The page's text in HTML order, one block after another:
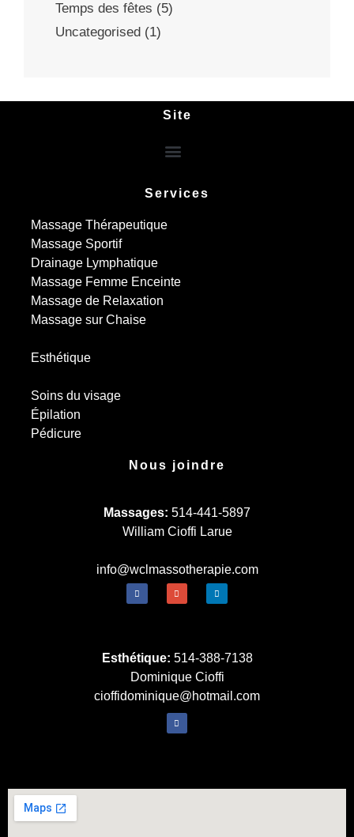
Temps des fêtes (5)
Uncategorised (1)
Site
Services
Massage Thérapeutique
Massage Sportif
Drainage Lymphatique
Massage Femme Enceinte
Massage de Relaxation
Massage sur Chaise
Esthétique
Soins du visage
Épilation
Pédicure
Nous joindre
Massages: 514-441-5897
William Cioffi Larue
info@wclmassotherapie.com
Esthétique: 514-388-7138
Dominique Cioffi
cioffidominique@hotmail.com